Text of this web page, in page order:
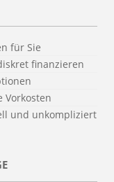
für Sie
finanzieren
Vorkosten
und unkompliziert